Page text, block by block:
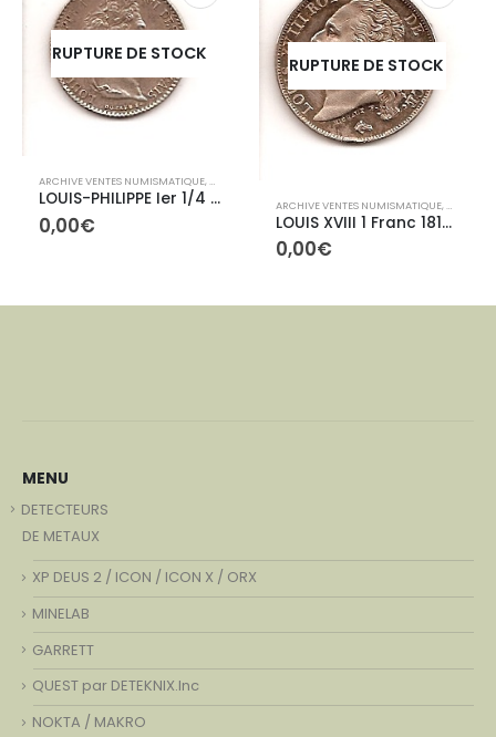
CONTEMPORAINES
RUPTURE DE STOCK
ARCHIVE VENTES NUMISMATIQUE,ARCHIVES CONTEMPORAINES
LOUIS-PHILIPPE Ier 1/4 de Franc 1845B
0,00€
RUPTURE DE STOCK
ARCHIVE VENTES NUMISMATIQUE,
LOUIS XVIII 1 Franc 1816A
0,00€
MENU
DETECTEURS
DE METAUX
XP DEUS 2 / ICON / ICON X / ORX
MINELAB
GARRETT
QUEST par DETEKNIX.Inc
NOKTA / MAKRO